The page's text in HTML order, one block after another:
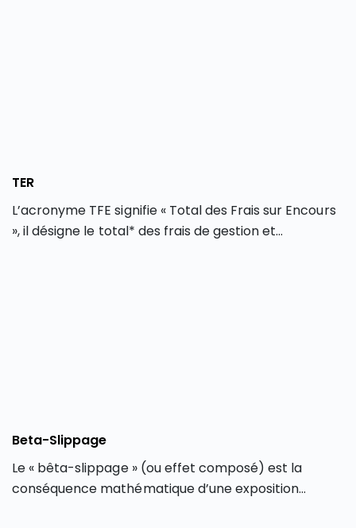
TER
L’acronyme TFE signifie « Total des Frais sur Encours
», il désigne le total* des frais de gestion et
Beta-Slippage
Le « bêta-slippage » (ou effet composé) est la
conséquence mathématique d’une exposition